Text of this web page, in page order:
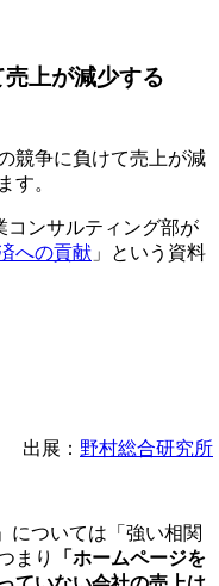
上が減少する
競争に負けて売上が減
す。
コンサルティング部が
への貢献 」という資料
出展： 野村総合研究所
については「強い相関
まり
「ホームページを